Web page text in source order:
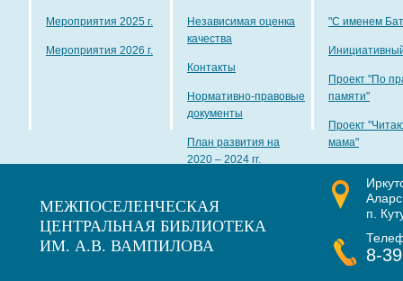
Мероприятия 2025 г.
Мероприятия 2026 г.
Независимая оценка
качества
Контакты
Нормативно-правовые
документы
План развития на
2020 – 2024 гг.
"С именем
Проект "По
памяти"
Проект
мама"
МЕЖПОСЕЛЕНЧЕСКАЯ
ЦЕНТРАЛЬНАЯ БИБЛИОТЕКА
ИМ. А.В. ВАМПИЛОВА
п.
8-